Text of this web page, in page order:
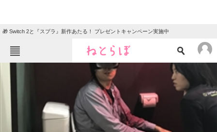
🎁 Switch 2と『スプラ』新作あたる！ プレゼントキャンペーン実施中
TOP ニュース
クイズ
地域